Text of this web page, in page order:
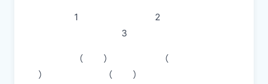
1 2
3
（ ） （
） （ ）